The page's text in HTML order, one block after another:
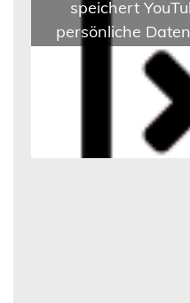
speichert
persönliche